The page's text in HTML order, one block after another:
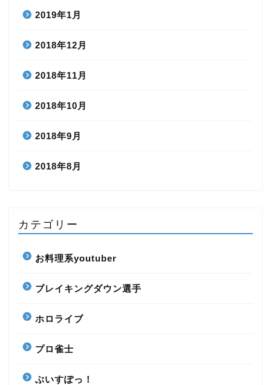
2019年1月
2018年12月
2018年11月
2018年10月
2018年9月
2018年8月
カテゴリー
お料理系youtuber
ブレイキングダウン選手
ホロライブ
プロ雀士
ぶいすぽっ！